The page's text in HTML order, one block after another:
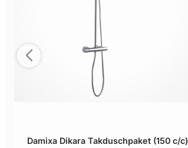
Damixa Dikara Takduschpaket (150 c/c)